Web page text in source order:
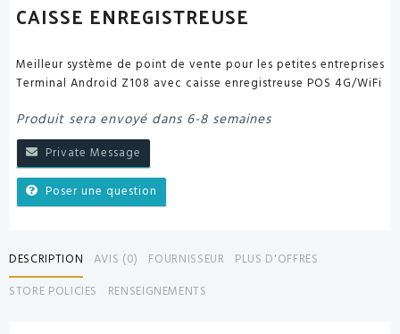
CAISSE ENREGISTREUSE
Meilleur système de point de vente pour les petites entreprises
Terminal Android Z108 avec caisse enregistreuse POS 4G/WiFi
Produit sera envoyé dans 6-8 semaines
Private Message
Poser une question
DESCRIPTION AVIS (0) FOURNISSEUR
PLUS D'OFFRES
STORE POLICIES
RENSEIGNEMENTS